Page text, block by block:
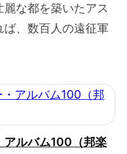
な都を築いたアス
、数百人の遠征軍
アルバム100（邦楽